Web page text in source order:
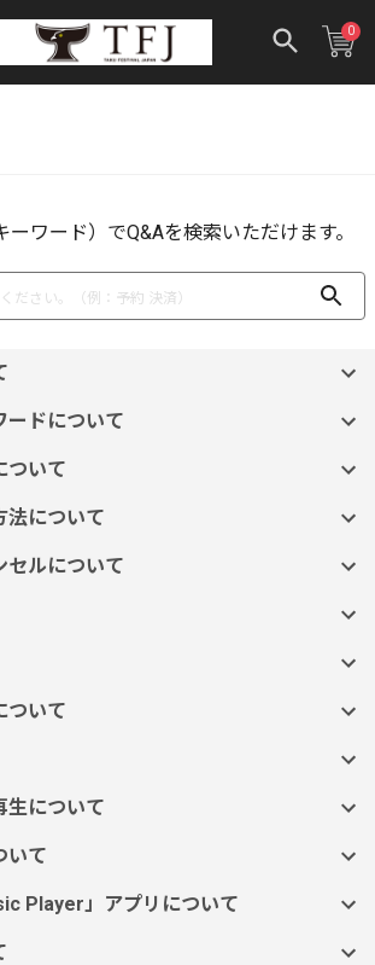
0
ワード）でQ&Aを検索いただけます。
ードについて
ついて
法について
セルについて
ついて
生について
いて
Player」アプリについて